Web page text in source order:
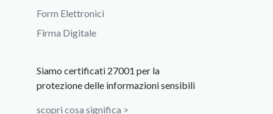
Form Elettronici
Firma Digitale
Siamo certificati 27001 per la
protezione delle informazioni sensibili
scopri cosa significa >